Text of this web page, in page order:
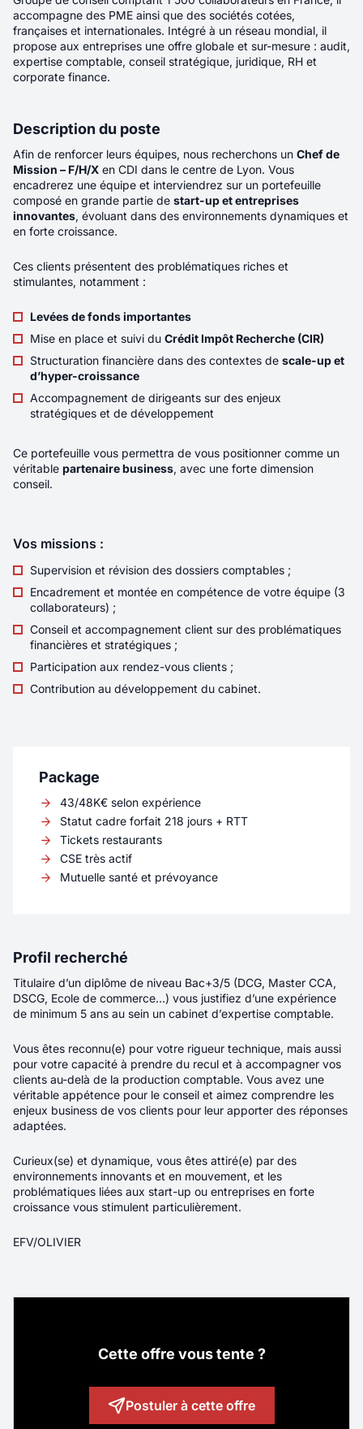
Réinitialiser la recherche
offres F/H/X
Récence Pertinence
sociétés H/F/X
Localité LYON
Rémunération 55K€ - 80K€
Télétravail Aucun
équipe qui accompagne ses clients dirigeants
de A à Z : de la stratégie quotidienne aux
opérations les plus complexes. 🤝 Vous
travaillerez en trinôme avec l’Associée et un
fidèles ainsi que sur des dossiers exceptionnels
particulièrement stimulants.
Nouveau
Localité
Rémunération
Contrat
Télétravail
développeurs, où les échanges techniques et
importante. Vous intervenez sur un produit
développé intégralement en interne, utilisé par
évolution.
Nouveau
Commercial Itinérant - Equipements
Localité
Rémunération
Contrat
clients existants tout en développant de
auprès des collectivités territoriales,
des établissements scolaires et des clubs et
accompagne des PME ainsi que des sociétés cotées,
françaises et internationales. Intégré à un réseau mondial, il
propose aux entreprises une offre globale et sur-mesure : audit,
expertise comptable, conseil stratégique, juridique, RH et
corporate finance.
Description du poste
Afin de renforcer leurs équipes, nous recherchons un Chef de
Mission – F/H/X en CDI dans le centre de Lyon. Vous
encadrerez une équipe et interviendrez sur un portefeuille
composé en grande partie de start-up et entreprises
innovantes, évoluant dans des environnements dynamiques et
en forte croissance.
Ces clients présentent des problématiques riches et
stimulantes, notamment :
Levées de fonds importantes
Mise en place et suivi du Crédit Impôt Recherche (CIR)
Structuration financière dans des contextes de scale-up et
d’hyper-croissance
Accompagnement de dirigeants sur des enjeux
stratégiques et de développement
Ce portefeuille vous permettra de vous positionner comme un
véritable partenaire business, avec une forte dimension
conseil.
Vos missions :
Supervision et révision des dossiers comptables ;
Encadrement et montée en compétence de votre équipe (3
collaborateurs) ;
Conseil et accompagnement client sur des problématiques
financières et stratégiques ;
Participation aux rendez-vous clients ;
Contribution au développement du cabinet.
Package
43/48K€ selon expérience
Statut cadre forfait 218 jours + RTT
Tickets restaurants
CSE très actif
Mutuelle santé et prévoyance
Profil recherché
Titulaire d’un diplôme de niveau Bac+3/5 (DCG, Master CCA,
DSCG, Ecole de commerce…) vous justifiez d’une expérience
de minimum 5 ans au sein un cabinet d’expertise comptable.
Vous êtes reconnu(e) pour votre rigueur technique, mais aussi
pour votre capacité à prendre du recul et à accompagner vos
clients au-delà de la production comptable. Vous avez une
véritable appétence pour le conseil et aimez comprendre les
enjeux business de vos clients pour leur apporter des réponses
adaptées.
Curieux(se) et dynamique, vous êtes attiré(e) par des
environnements innovants et en mouvement, et les
problématiques liées aux start-up ou entreprises en forte
croissance vous stimulent particulièrement.
EFV/OLIVIER
Cette offre vous tente ?
Postuler à cette offre
Pièce jointes*
Déposer un CV (PDF)
En soumettant ce formulaire, vous acceptez
notre politique
de gestion des données personnelles. *
Envoyer votre candidature
Téléphone*
Qui souhaitez-vous coopter ?
Prénom*
Nom *
Téléphone*
En soumettant ce formulaire, vous accepteznotre politique
de gestion des données personnelles. *
Envoyer votre candidature